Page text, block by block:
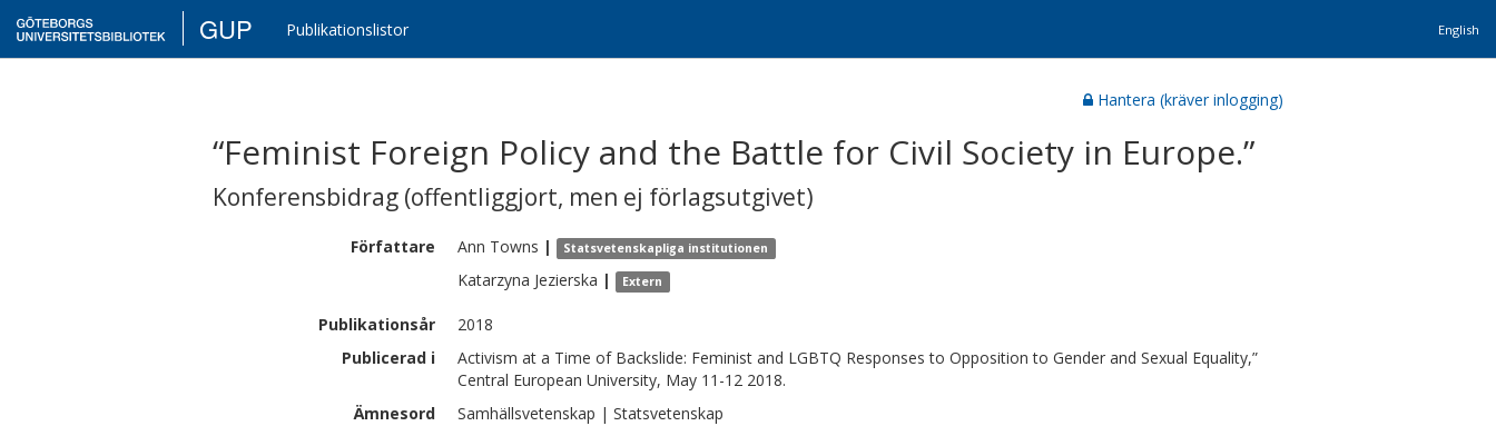
GUP Publikationslistor English
Hantera (kräver inlogging)
“Feminist Foreign Policy and the Battle for Civil Society in Europe.”
Konferensbidrag (offentliggjort, men ej förlagsutgivet)
Författare Ann Towns | Statsvetenskapliga institutionen
Katarzyna Jezierska | Extern
Publikationsår
2018
Publicerad i
Activism at a Time of Backslide: Feminist and LGBTQ Responses to Opposition to Gender and Sexual Equality,”
Central European University, May 11-12 2018.
Ämnesord
Samhällsvetenskap | Statsvetenskap